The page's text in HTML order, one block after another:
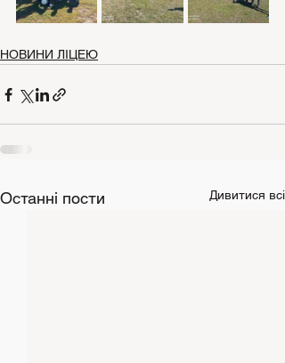
НОВИНИ ЛІЦЕЮ
Останні пости Дивитися всі